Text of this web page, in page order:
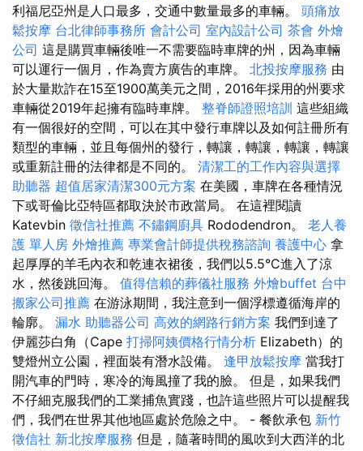
利福尼亞州是人口最多，交通中數量最多的車輛。 頭痛放
鬆按摩 台北律師事務所 會計公司 室內設計公司 茶會 外燴
公司 這是購買車輛後唯一不需要臨時車牌的州，因為車輛
可以運行一個月，作為賣方廣告的車牌。 北投按摩服務 由
於大量欺詐在15至1900萬美元之間，2016年採用的州要求
車輛從2019年起擁有臨時車牌。 整脊師證照培訓 這些組織
有一個很好的空間，可以在其中發行車牌以及如何註冊所有
類型的車輛，並且每個州的發行，轉讓，轉讓，轉讓，轉讓
或重新註冊的法律都是不同的。 清潔工的工作內容與選擇
助聽器 超值居家清潔300元方案 在美國，車牌在各種情況
下或哥倫比亞特區都取決於市政當局。 在這裡閱讀
Katevbin 徵信社推薦 不鏽鋼廚具 Rododendron。 老人養
護 單人房 外燴推薦 專業會計師提供稅務諮詢 養護中心 拿
起厚厚的羊毛內衣和乾連衣裙後，我們以5.5°C進入了涼
水，然後跳回海。 值得信賴的葬儀社服務 外燴buffet 台中
搬家公司推薦 在游泳期間，我注意到一個浮標遵循海岸的
輪廓。 漏水 助聽器公司 高效的網路行銷方案 我們到達了
伊麗莎白角（Cape 打掃阿姨價格行情分析 Elizabeth）的
雙燈州立公園，裡面裝有潛水設備。 逢甲放鬆按摩 當我打
開汽車的門時，寒冷的海風撞了我的臉。 但是，如果我們
不仔細克服我們的工業捕魚實踐，也許這些照片可以提醒我
們，我們在世界其他地區處於危險之中。 - 餐飲承包 新竹
徵信社 新北按摩服務 但是，隨著時間的風吹到大西洋的北